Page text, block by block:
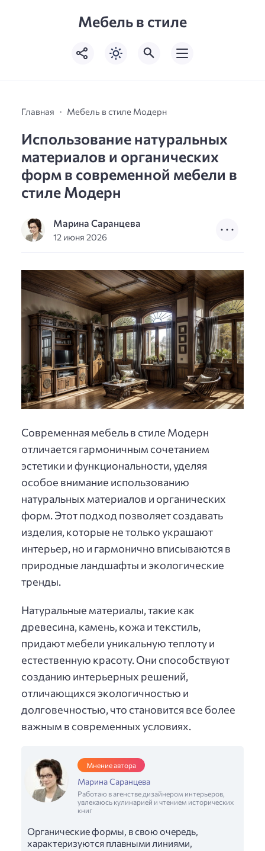
Мебель в стиле
Главная Мебель в стиле Модерн
Использование натуральных
материалов и органических
форм в современной мебели в
стиле Модерн
Марина Саранцева
12 июня 2026
Современная мебель в стиле Модерн
отличается гармоничным сочетанием
эстетики и функциональности, уделяя
особое внимание использованию
натуральных материалов и органических
форм. Этот подход позволяет создавать
изделия, которые не только украшают
интерьер, но и гармонично вписываются в
природные ландшафты и экологические
тренды.
Натуральные материалы, такие как
древесина, камень, кожа и текстиль,
придают мебели уникальную теплоту и
естественную красоту. Они способствуют
созданию интерьерных решений,
отличающихся экологичностью и
долговечностью, что становится все более
важным в современных условиях.
Мнение автора
Марина Саранцева
Работаю в агенстве дизайнером интерьеров,
увлекаюсь кулинарией и чтением исторических
книг
Органические формы, в свою очередь,
характеризуются плавными линиями,